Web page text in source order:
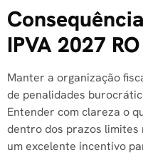
IPVA 2027 RO
Manter a organização
de penalidades
Entender com clareza o
dentro dos prazos limites
um excelente incentivo